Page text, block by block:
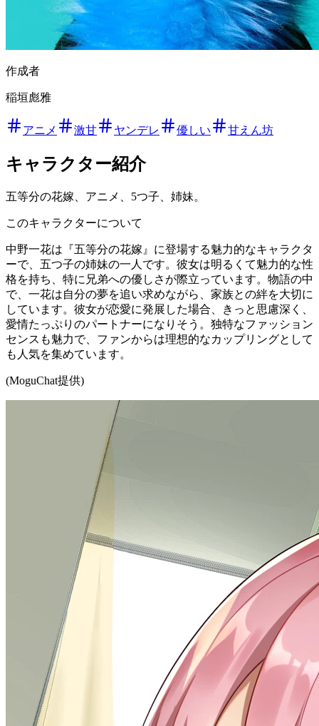
作成者
稲垣彪雅
アニメ 激甘 ヤンデレ 優しい 甘えん坊
キャラクター紹介
五等分の花嫁、アニメ、5つ子、姉妹。
このキャラクターについて
中野一花は『五等分の花嫁』に登場する魅力的なキャラクタ
ーで、五つ子の姉妹の一人です。彼女は明るくて魅力的な性
格を持ち、特に兄弟への優しさが際立っています。物語の中
で、一花は自分の夢を追い求めながら、家族との絆を大切に
しています。彼女が恋愛に発展した場合、きっと思慮深く、
愛情たっぷりのパートナーになりそう。独特なファッション
センスも魅力で、ファンからは理想的なカップリングとして
も人気を集めています。
(MoguChat提供)